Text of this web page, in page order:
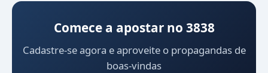
Comece a apostar no 3838
Cadastre-se agora e aproveite o propagandas de
boas-vindas